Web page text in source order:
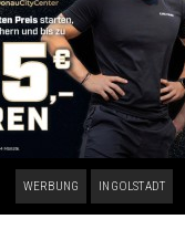
WERBUNG INGOLSTADT